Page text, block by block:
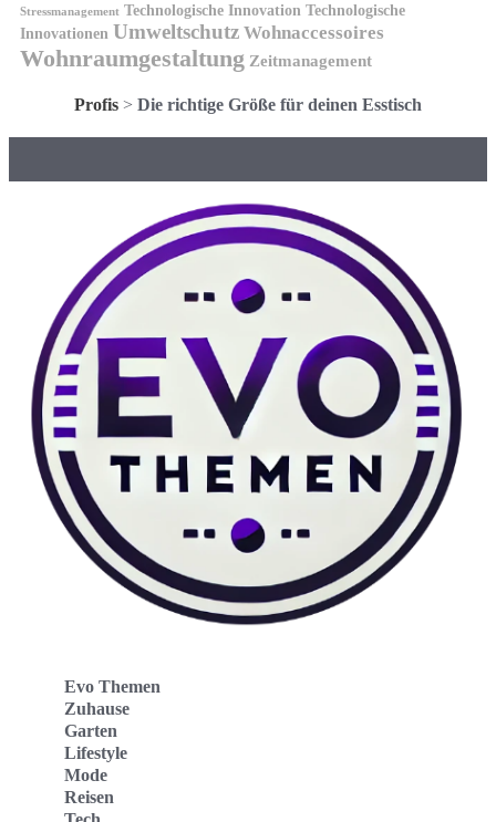
Stressmanagement Technologische Innovation Technologische
Innovationen Umweltschutz Wohnaccessoires
Wohnraumgestaltung Zeitmanagement
Profis > Die richtige Größe für deinen Esstisch
Evo Themen
Zuhause
Garten
Lifestyle
Mode
Reisen